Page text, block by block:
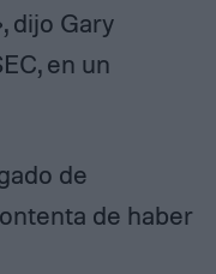
dijo Gary
en un
de
de haber